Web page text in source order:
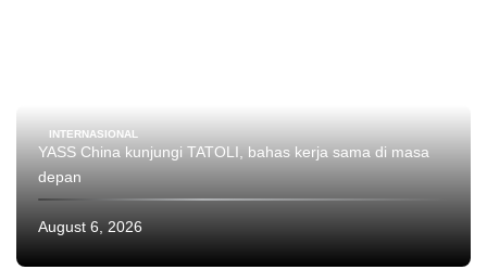
INTERNASIONAL
YASS China kunjungi TATOLI, bahas kerja sama di masa
depan
August 6, 2026